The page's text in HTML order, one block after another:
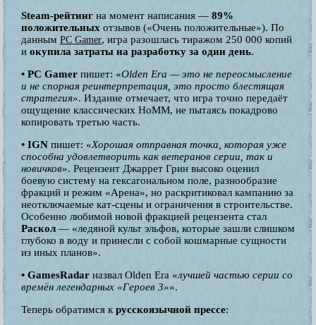
Steam-рейтинг на момент написания — 89%
положительных отзывов («Очень положительные»). По
данным PC Gamer, игра разошлась тиражом 250 000 копий
и окупила затраты на разработку за один день.
• PC Gamer пишет: «Olden Era — это не переосмысление
и не спорная реинтерпретация, это просто блестящая
стратегия». Издание отмечает, что игра точно передаёт
ощущение классических HoMM, не пытаясь покадрово
копировать третью часть.
• IGN пишет: «Хорошая отправная точка, которая уже
способна удовлетворить как ветеранов серии, так и
новичков». Рецензент Джаррет Грин высоко оценил
боевую систему на гексагональном поле, разнообразие
фракций и режим «Арена», но раскритиковал кампанию за
неотключаемые кат-сцены и ограничения в строительстве.
Особенно любимой новой фракцией рецензента стал
Раскол — «ледяной культ эльфов, которые зашли слишком
глубоко в воду и принесли с собой кошмарные сущности
из иных планов».
• GamesRadar назвал Olden Era «лучшей частью серии со
времён легендарных «Героев 3»».
Теперь обратимся к русскоязычной прессе: